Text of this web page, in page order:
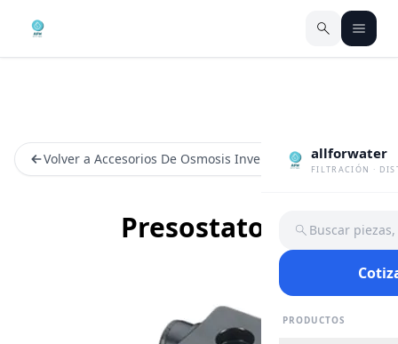
allforwater
FILTRACIÓN ·
Buscar
PRODUCTOS
Volver a Accesorios De Osmosis Inversa
Presostatos